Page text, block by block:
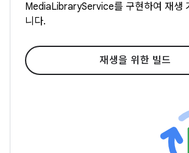
MediaLibraryService를 구현하여 재생
니다.
재생을 위한 빌드